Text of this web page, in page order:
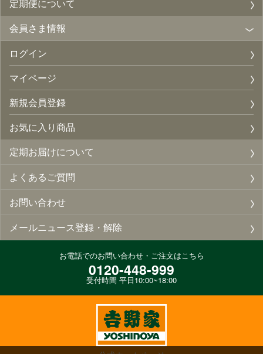
定期便について
会員さま情報
ログイン
マイページ
新規会員登録
お気に入り商品
定期お届けについて
よくあるご質問
お問い合わせ
メールニュース登録・解除
お電話でのお問い合わせ・ご注文はこちら
0120-448-999
受付時間 平日10:00~18:00